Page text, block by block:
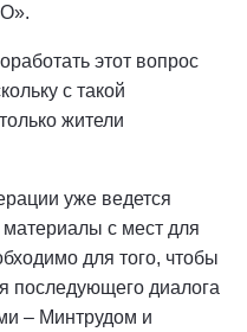
этот вопрос
с такой
жители
уже ведется
с мест для
для того, чтобы
последующего диалога
– Минтрудом и